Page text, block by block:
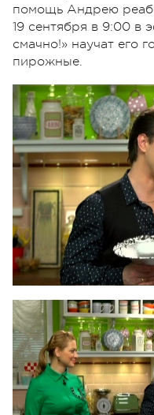
помощь Андрею
19 сентября в 9:00 в
смачно!» научат его
пирожные.